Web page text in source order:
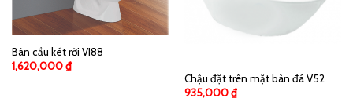
Bàn cầu két rời VI88
1,620,000₫
Chậu đặt trên mặt bàn đá V52
935,000₫